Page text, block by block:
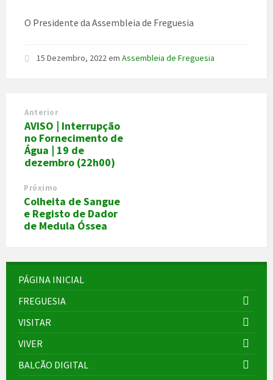
O Presidente da Assembleia de Freguesia
15 Dezembro, 2022em Assembleia de Freguesia
Anterior
AVISO | Interrupção
no Fornecimento de
Água | 19 de
dezembro (22h00)
Próximo
Colheita de Sangue
e Registo de Dador
de Medula Óssea
PÁGINA INICIAL
FREGUESIA
VISITAR
VIVER
BALCÃO DIGITAL